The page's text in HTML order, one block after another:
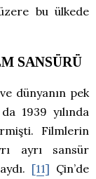
bu ülkede
SANSÜRÜ
dünyanın pek
1939 yılında
Filmlerin
ayrı sansür
[11] Çin’de